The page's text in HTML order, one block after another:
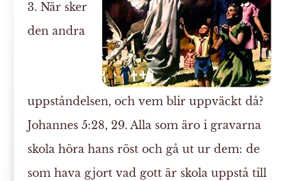
3. När sker
den andra
uppståndelsen, och vem blir uppväckt då?
Johannes 5:28, 29. Alla som äro i gravarna
skola höra hans röst och gå ut ur dem: de
som hava gjort vad gott är skola uppstå till